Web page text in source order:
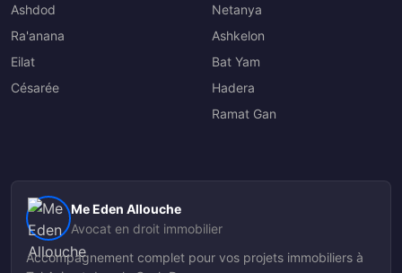
Ashdod
Ra'anana
Eilat
Césarée
Netanya
Ashkelon
Bat Yam
Hadera
Ramat Gan
Me Eden Allouche
Avocat en droit immobilier
Accompagnement complet pour vos projets immobiliers à